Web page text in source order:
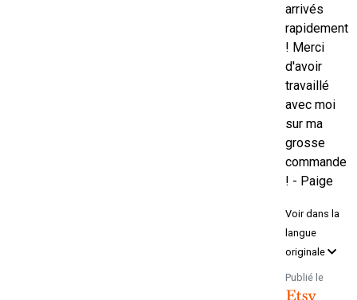
arrivés
rapidement
! Merci
d'avoir
travaillé
avec moi
sur ma
grosse
commande
! - Paige
Voir dans la
langue
originale
Publié le